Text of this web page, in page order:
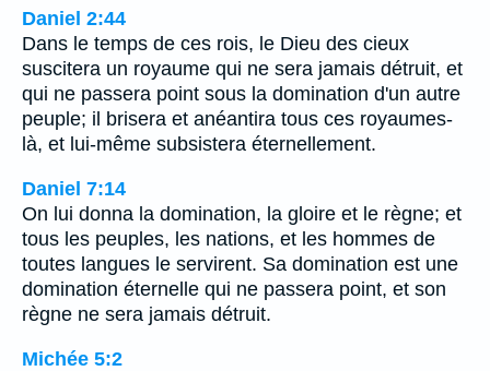
Daniel 2:44
Dans le temps de ces rois, le Dieu des cieux
suscitera un royaume qui ne sera jamais détruit, et
qui ne passera point sous la domination d'un autre
peuple; il brisera et anéantira tous ces royaumes-
là, et lui-même subsistera éternellement.
Daniel 7:14
On lui donna la domination, la gloire et le règne; et
tous les peuples, les nations, et les hommes de
toutes langues le servirent. Sa domination est une
domination éternelle qui ne passera point, et son
règne ne sera jamais détruit.
Michée 5:2